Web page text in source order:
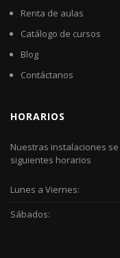
Renta de aulas
Catálogo de cursos
Blog
Contáctanos
HORARIOS
Nuestras instalaciones
siguientes horarios
Lunes a Viernes:
Sábados: